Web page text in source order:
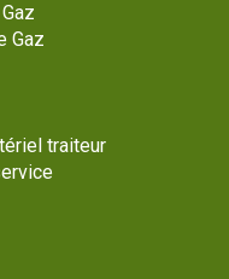
Gaz
traiteur